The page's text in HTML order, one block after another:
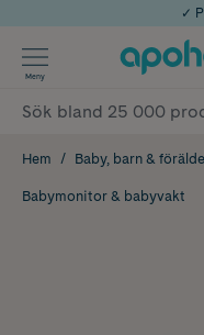
Årets
Använd kod:
✓ Rådgivning
✓
Meny
Hem Baby, barn &
Babymonitor & babyvakt